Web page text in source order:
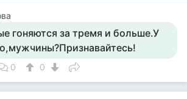
гоняются за тремя и больше.У
0 0